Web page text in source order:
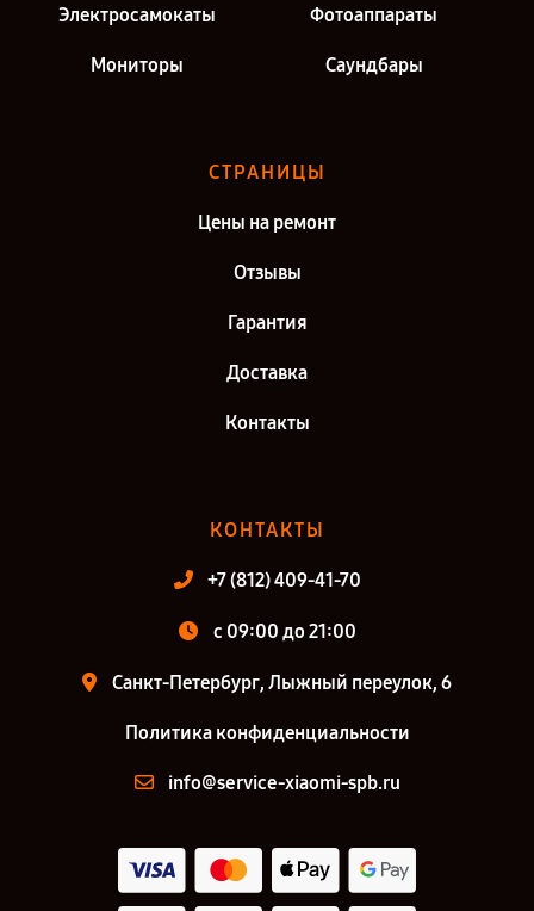
Электросамокаты Фотоаппараты
Мониторы Саундбары
СТРАНИЦЫ
Цены на ремонт
Отзывы
Гарантия
Доставка
Контакты
КОНТАКТЫ
+7 (812) 409-41-70
c 09:00 до 21:00
Санкт-Петербург, Лыжный переулок, 6
Политика конфиденциальности
info@service-xiaomi-spb.ru